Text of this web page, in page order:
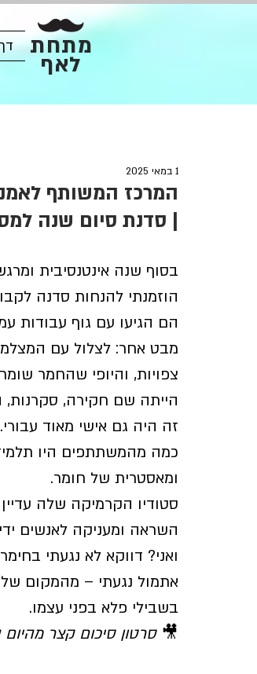
מתחת
לאף
המרכז המשותף
| סדנת סיום שנה
1 במאי 2025
בסוף שנה אינטנסיבית
הוזמנתי להנחות סדנה
הם הגיעו עם גוף עבודות
מבט אחר: לצלול עם
צפויות, והיופי שהחמר
הייתה שם חקירה, סקרנות,
זה היה גם אישי מאוד עבורי.
ומאסטרית של חומר.
סטודיו הקרמיקה שלה
השראה ומעניקה לאנשים
ואני? דווקא לא נגעתי
אתמול נגעתי – מהמקום
בשבילי פלא בפני עצמו.
🎥 סרטון סיכום קצר